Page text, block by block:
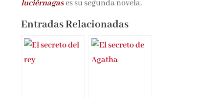
luciérnagases su segunda novela.
Entradas Relacionadas